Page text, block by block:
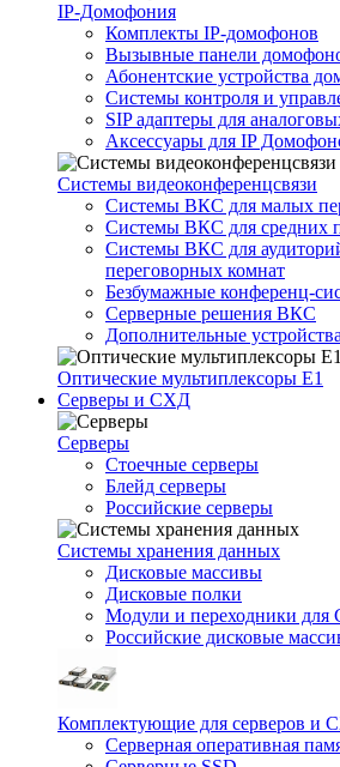
IP-Домофония
Комплекты IP-домофонов
Вызывные панели
Абонентские устройства
Системы контроля и
SIP адаптеры для
Аксессуары для IP
Системы видеоконференцсвязи
Системы ВКС для малых
Системы ВКС для средних
Системы ВКС для
переговорных комнат
Безбумажные конференц-
Серверные решения ВКС
Дополнительные
Оптические мультиплексоры Е1
Серверы и СХД
Серверы
Стоечные серверы
Блейд серверы
Российские серверы
Системы хранения данных
Дисковые массивы
Дисковые полки
Модули и переходники для
Российские дисковые
Комплектующие для серверов и
Серверная оперативная